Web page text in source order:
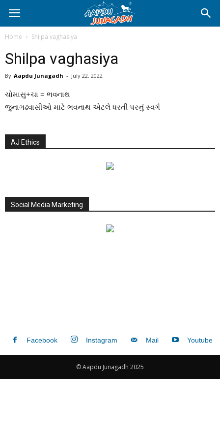
Home Shilpa vaghasiya
Shilpa vaghasiya
By Aapdu Junagadh - July 22, 2022
ચોમાસુ+ચા = ભવનાથ
જુનાગઢવાસીઓ માટે ભવનાથ એટલે ધરતી પરનું સ્વર્ગ
AJ Ethics
Social Media Marketing
Facebook Instagram Mail Youtube
© Aapdu Junagadh 2025